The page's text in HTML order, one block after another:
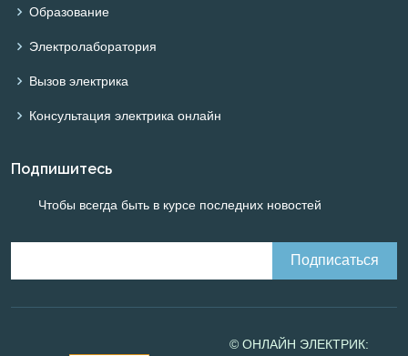
Образование
Электролаборатория
Вызов электрика
Консультация электрика онлайн
Подпишитесь
Чтобы всегда быть в курсе последних новостей
© ОНЛАЙН ЭЛЕКТРИК: